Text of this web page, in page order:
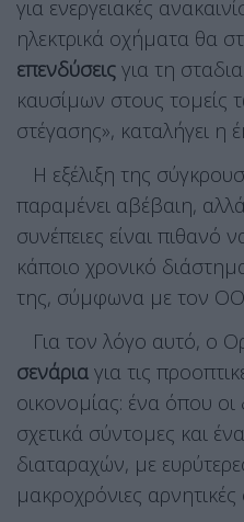
για ενεργειακές
ηλεκτρικά οχήματα θα
επενδύσεις για τη
καυσίμων στους τομείς
στέγασης», καταλήγει η
Η εξέλιξη της
παραμένει αβέβαιη,
συνέπειες είναι πιθανό
κάποιο χρονικό
της, σύμφωνα με τον
Για τον λόγο αυτό, ο
σενάρια για τις
οικονομίας: ένα όπου
σχετικά σύντομες και
διαταραχών, με
μακροχρόνιες αρνητικές